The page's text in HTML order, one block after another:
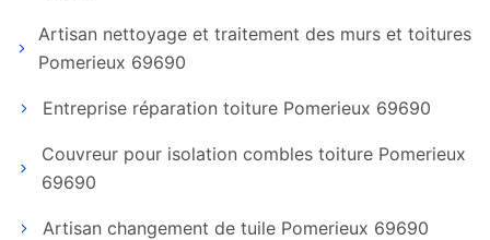
Artisan nettoyage et traitement des murs et toitures
Pomerieux 69690
Entreprise réparation toiture Pomerieux 69690
Couvreur pour isolation combles toiture Pomerieux
69690
Artisan changement de tuile Pomerieux 69690